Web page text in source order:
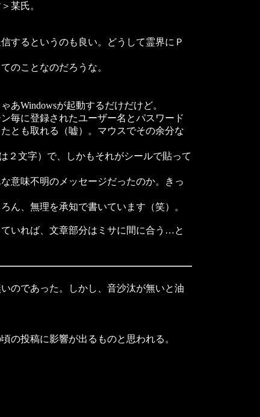
某氏。
するというのも良い。どうして霊界にＰ
のことなのだろうな。
Windowsが起動するだけだけど。
毎に登録されたユーザー名とパスワード
とも取れる（嘘）。マウスでその余分な
２文字）で、しかもそれがシールで貼って
意味不明のメッセージだったのか。きっ
、無理を承知で書いています（笑）。
いれば、文章部分はミサに間に合う…と
のであった。しかし、音沙汰が無いと油
の投稿に影響が出るものと思われる。